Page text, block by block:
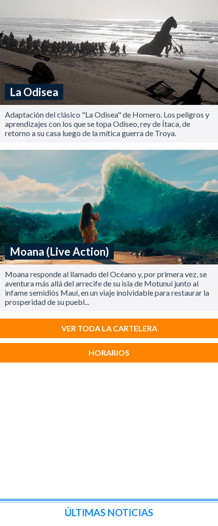
La Odisea
Adaptación del clásico "La Odisea" de Homero. Los peligros y
aprendizajes con los que se topa Odiseo, rey de Ítaca, de
retorno a su casa luego de la mítica guerra de Troya.
Moana (Live Action)
Moana responde al llamado del Océano y, por primera vez, se
aventura más allá del arrecife de su isla de Motunui junto al
infame semidiós Maui, en un viaje inolvidable para restaurar la
prosperidad de su puebl...
VER TODA LA CARTELERA
HORARIOS
ÚLTIMAS NOTICIAS